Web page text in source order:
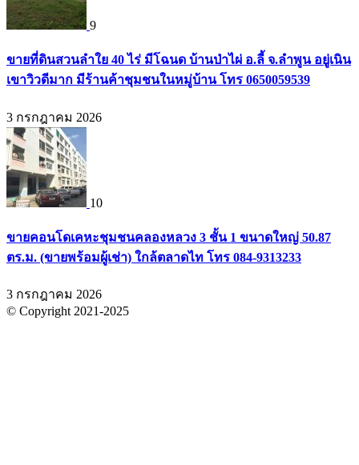
9
ขายที่ดินสวนลำใย 40 ไร่ มีโฉนด บ้านป่าไผ่ อ.ลี้ จ.ลำพูน อยู่เนิน
เขาวิวดีมาก มีร้านค้าชุมชนในหมู่บ้าน โทร 0650059539
3 กรกฎาคม 2026
10
ขายคอนโดเคหะชุมชนคลองหลวง 3 ชั้น 1 ขนาดใหญ่ 50.87
ตร.ม. (ขายพร้อมผู้เช่า) ใกล้ตลาดไท โทร 084-9313233
3 กรกฎาคม 2026
© Copyright 2021-2025